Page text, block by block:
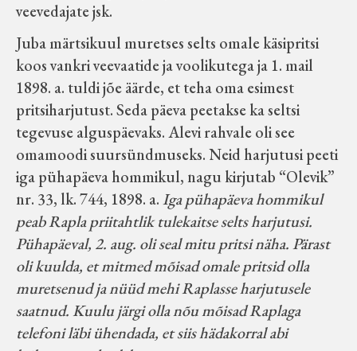
veevedajate jsk.
Juba märtsikuul muretses selts omale käsipritsi
koos vankri veevaatide ja voolikutega ja 1. mail
1898. a. tuldi jõe äärde, et teha oma esimest
pritsiharjutust. Seda päeva peetakse ka seltsi
tegevuse alguspäevaks. Alevi rahvale oli see
omamoodi suursündmuseks. Neid harjutusi peeti
iga pühapäeva hommikul, nagu kirjutab “Olevik”
nr. 33, lk. 744, 1898. a.Iga pühapäeva hommikul
peab Rapla priitahtlik tulekaitse selts harjutusi.
Pühapäeval, 2. aug. oli seal mitu pritsi näha. Pärast
oli kuulda, et mitmed mõisad omale pritsid olla
muretsenud ja nüüd mehi Raplasse harjutusele
saatnud. Kuulu järgi olla nõu mõisad Raplaga
telefoni läbi ühendada, et siis hädakorral abi